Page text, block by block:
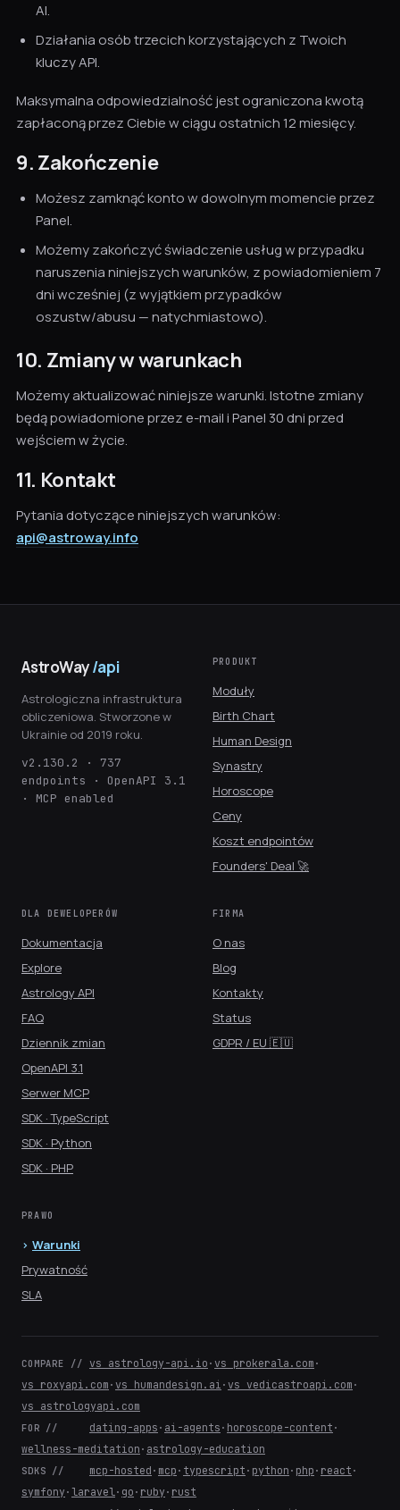
AI.
Działania osób trzecich korzystających z Twoich
kluczy API.
Maksymalna odpowiedzialność jest ograniczona kwotą
zapłaconą przez Ciebie w ciągu ostatnich 12 miesięcy.
9. Zakończenie
Możesz zamknąć konto w dowolnym momencie przez
Panel.
Możemy zakończyć świadczenie usług w przypadku
naruszenia niniejszych warunków, z powiadomieniem 7
dni wcześniej (z wyjątkiem przypadków
oszustw/abusu — natychmiastowo).
10. Zmiany w warunkach
Możemy aktualizować niniejsze warunki. Istotne zmiany
będą powiadomione przez e-mail i Panel 30 dni przed
wejściem w życie.
11. Kontakt
Pytania dotyczące niniejszych warunków:
api@astroway.info
AstroWay/api
Astrologiczna infrastruktura
obliczeniowa. Stworzone w
Ukrainie od 2019 roku.
v2.130.2 · 737
endpoints · OpenAPI 3.1
· MCP enabled
PRODUKT
Moduły
Birth Chart
Human Design
Synastry
Horoscope
Ceny
Koszt endpointów
Founders' Deal 🚀
DLA DEWELOPERÓW
Dokumentacja
Explore
Astrology API
FAQ
Dziennik zmian
OpenAPI 3.1
Serwer MCP
SDK · TypeScript
SDK · Python
SDK · PHP
FIRMA
O nas
Blog
Kontakty
Status
GDPR / EU 🇪🇺
PRAWO
Warunki
Prywatność
SLA
COMPARE // vs astrology-api.io · vs prokerala.com ·
vs roxyapi.com · vs humandesign.ai · vs vedicastroapi.com ·
vs astrologyapi.com
FOR // dating-apps · ai-agents · horoscope-content ·
wellness-meditation · astrology-education
SDKS // mcp-hosted · mcp · typescript · python · php · react ·
symfony · laravel· go · ruby · rust